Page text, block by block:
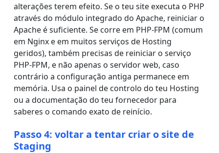
alterações terem efeito. Se o teu site executa o PHP
através do módulo integrado do Apache, reiniciar o
Apache é suficiente. Se corre em PHP-FPM (comum
em Nginx e em muitos serviços de Hosting
geridos), também precisas de reiniciar o serviço
PHP-FPM, e não apenas o servidor web, caso
contrário a configuração antiga permanece em
memória. Usa o painel de controlo do teu Hosting
ou a documentação do teu fornecedor para
saberes o comando exato de reinício.
Passo 4: voltar a tentar criar o site de
Staging